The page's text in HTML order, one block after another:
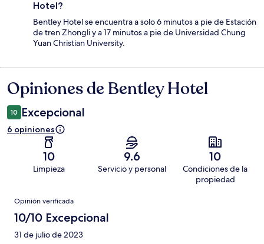
Hotel?
Bentley Hotel se encuentra a solo 6 minutos a pie de Estación
de tren Zhongli y a 17 minutos a pie de Universidad Chung
Yuan Christian University.
Opiniones
Opiniones de Bentley Hotel
10 Excepcional
6 opiniones
10
Limpieza
9.6
Servicio y personal
10
Condiciones de la
propiedad
Opiniones
Opinión verificada
10/10 Excepcional
31 de julio de 2023